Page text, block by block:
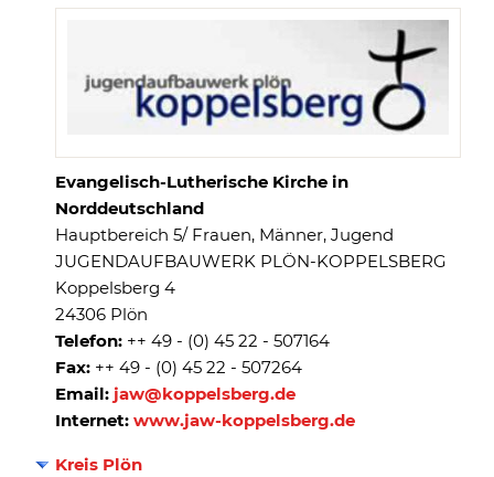
Evangelisch-Lutherische Kirche in
Norddeutschland
Hauptbereich 5/ Frauen, Männer, Jugend
JUGENDAUFBAUWERK PLÖN-KOPPELSBERG
Koppelsberg 4
24306 Plön
Telefon: ++ 49 - (0) 45 22 - 507164
Fax: ++ 49 - (0) 45 22 - 507264
Email: jaw@koppelsberg.de
Internet: www.jaw-koppelsberg.de
Kreis Plön